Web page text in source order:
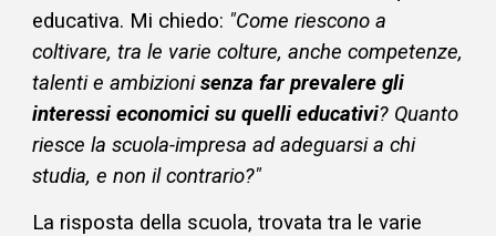
educativa. Mi chiedo: "Come riescono a
coltivare, tra le varie colture, anche competenze,
talenti e ambizionisenza far prevalere gli
interessi economici su quelli educativi? Quanto
riesce la scuola-impresa ad adeguarsi a chi
studia, e non il contrario?"
La risposta della scuola,trovata tra le varie